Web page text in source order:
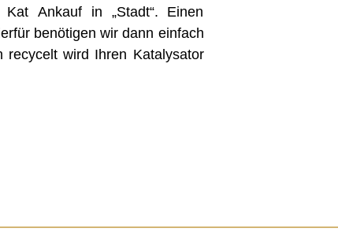
Ankauf in „Stadt“. Einen
benötigen wir dann einfach
recycelt wird Ihren Katalysator